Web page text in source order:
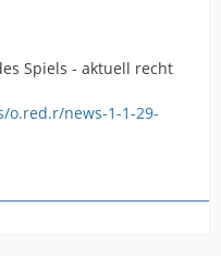
Spiels - aktuell recht
news-1-1-29-